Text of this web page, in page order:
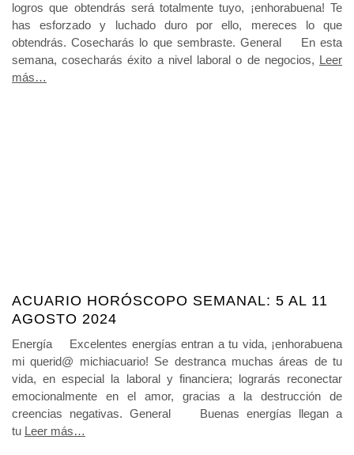
logros que obtendrás será totalmente tuyo, ¡enhorabuena! Te
has esforzado y luchado duro por ello, mereces lo que
obtendrás. Cosecharás lo que sembraste. General En esta
semana, cosecharás éxito a nivel laboral o de negocios, Leer
más…
ACUARIO HORÓSCOPO SEMANAL: 5 AL 11
AGOSTO 2024
Energía Excelentes energías entran a tu vida, ¡enhorabuena
mi querid@ michiacuario! Se destranca muchas áreas de tu
vida, en especial la laboral y financiera; lograrás reconectar
emocionalmente en el amor, gracias a la destrucción de
creencias negativas. General Buenas energías llegan a
tu Leer más…